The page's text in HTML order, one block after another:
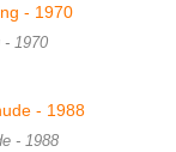
- 1970
- 1988